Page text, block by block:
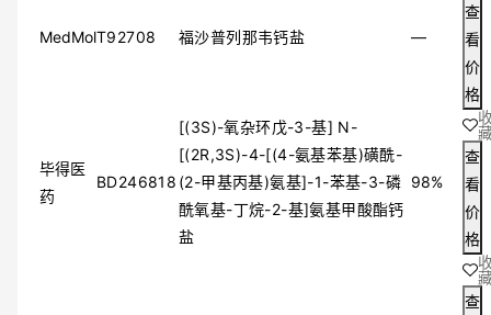
MedMolT92708 福沙普列那韦钙盐 —
查
看
价
格
毕得医
药
BD246818
[(3S)-氧杂环戊-3-基] N-
[(2R,3S)-4-[(4-氨基苯基)磺酰-
(2-甲基丙基)氨基]-1-苯基-3-磷
酰氧基-丁烷-2-基]氨基甲酸酯钙
盐
98%
查
看
价
格
查